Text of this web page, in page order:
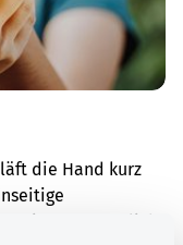
die Hand kurz